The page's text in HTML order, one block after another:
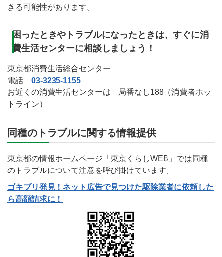
きる可能性があります。
困ったときやトラブルになったときは、すぐに消
費生活センターに相談しましょう！
東京都消費生活総合センター
電話 03-3235-1155
お近くの消費生活センターは 局番なし188（消費者ホッ
トライン）
同種のトラブルに関する情報提供
東京都の情報ホームページ「東京くらしWEB」では同種
のトラブルについて注意を呼び掛けています。
ゴキブリ発見！ネット広告で見つけた駆除業者に依頼した
ら高額請求に！